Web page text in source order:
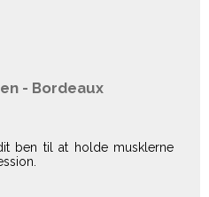
- Bordeaux
ben til at holde musklerne